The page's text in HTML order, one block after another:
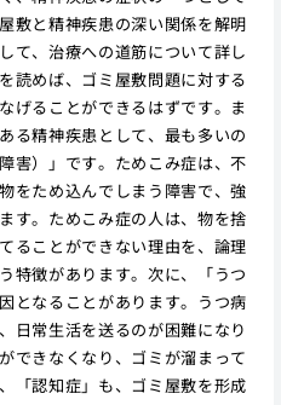
敷と精神疾患の深い関係を解明
て、治療への道筋について詳し
読めば、ゴミ屋敷問題に対する
げることができるはずです。ま
る精神疾患として、最も多いの
害）」です。ためこみ症は、不
をため込んでしまう障害で、強
す。ためこみ症の人は、物を捨
ることができない理由を、論理
特徴があります。次に、「うつ
となることがあります。うつ病
日常生活を送るのが困難になり
できなくなり、ゴミが溜まって
「認知症」も、ゴミ屋敷を形成